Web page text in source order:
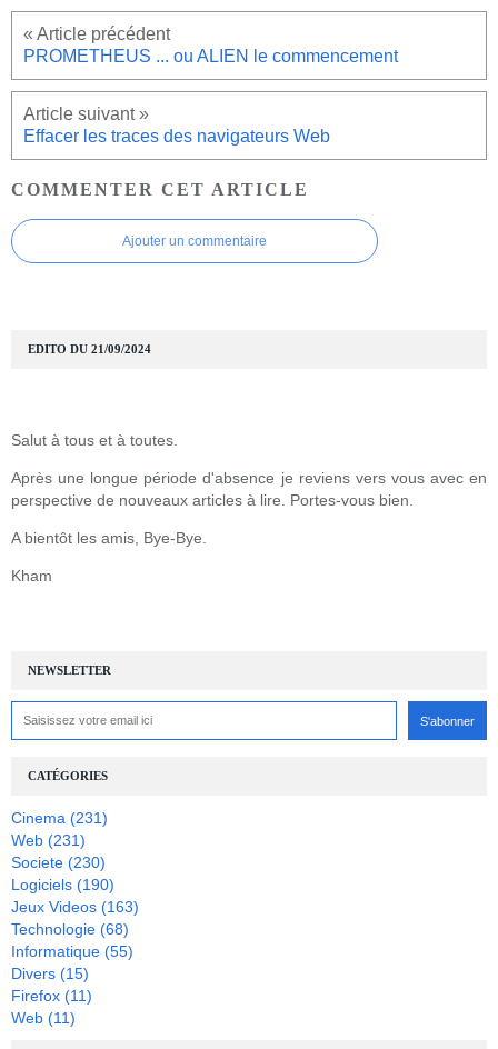
PROMETHEUS ... ou ALIEN le commencement
Effacer les traces des navigateurs Web
COMMENTER CET ARTICLE
Ajouter un commentaire
NEWSLETTER
CATÉGORIES
Cinema (231)
Web (231)
Societe (230)
Logiciels (190)
Jeux Videos (163)
Technologie (68)
Informatique (55)
Divers (15)
Firefox (11)
Web (11)
EDITO DU 21/09/2024
Salut à tous et à toutes.
Après une longue période d'absence je reviens vers vous avec en
perspective de nouveaux articles à lire. Portes-vous bien.
A bientôt les amis, Bye-Bye.
Kham